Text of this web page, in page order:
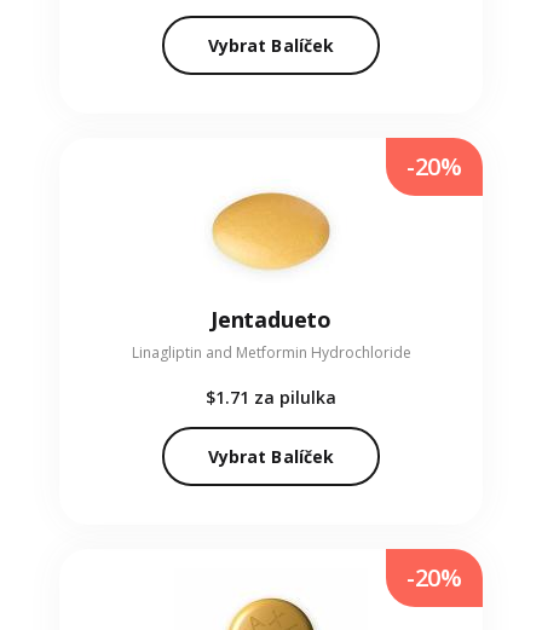
Vybrat Balíček
Jentadueto
Linagliptin and Metformin Hydrochloride
$1.71 za pilulka
Vybrat Balíček
-20%
-20%